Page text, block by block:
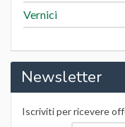
Vernici
Newsletter
Iscriviti per ricevere